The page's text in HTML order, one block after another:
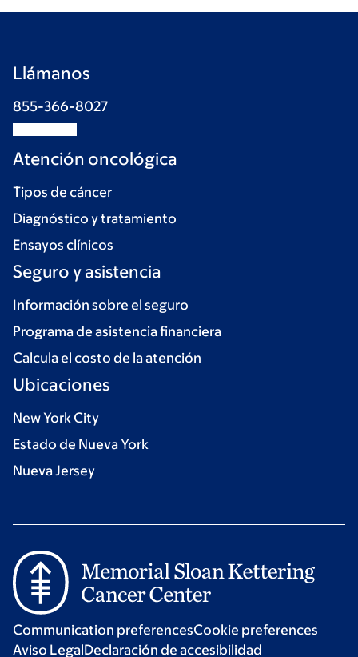
Llámanos
855-366-8027
Atención oncológica
Tipos de cáncer
Diagnóstico y tratamiento
Ensayos clínicos
Seguro y asistencia
Información sobre el seguro
Programa de asistencia financiera
Calcula el costo de la atención
Ubicaciones
New York City
Estado de Nueva York
Nueva Jersey
Communication preferencesCookie preferences
Aviso LegalDeclaración de accesibilidad